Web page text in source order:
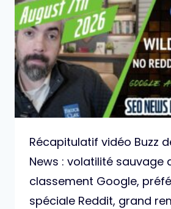
Récapitulatif vidéo Buzz
News : volatilité sauvage
classement Google,
spéciale Reddit, grand